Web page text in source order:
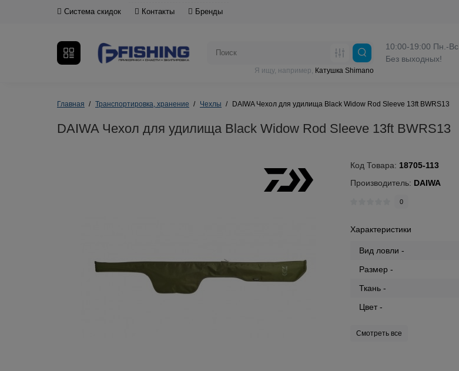
Система скидок Контакты Бренды
10:00-19:00 Пн.-Вс.
Без выходных!
Я ищу, например, Катушка Shimano
Главная Транспортировка, хранение Чехлы DAIWA Чехол для удилища Black Widow Rod Sleeve 13ft BWRS13
DAIWA Чехол для удилища Black Widow Rod Sleeve 13ft BWRS13
Код Товара: 18705-113
Производитель: DAIWA
0
Характеристики
Вид ловли -
Размер -
Ткань -
Цвет -
Смотреть все